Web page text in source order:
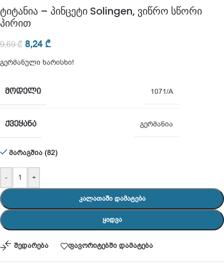
ტიტანია – პინცეტი Solingen, ვიწრო სწორი
პირით
9,69₾ 8,24 ₾
გერმანული ხარისხი!
ᲛᲝᲓᲔᲚᲘ 1071/A
ᲥᲕᲔᲧᲐᲜᲐ გერმანია
მარაგშია (82)
- +
ᲙᲐᲚᲐᲗᲐᲨᲘ ᲓᲐᲛᲐᲢᲔᲑᲐ
ᲧᲘᲓᲕᲐ
შედარება ფავორიტებში დამატება